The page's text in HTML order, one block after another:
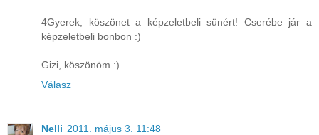
4Gyerek, köszönet a képzeletbeli sünért! Cserébe jár a
képzeletbeli bonbon :)
Gizi, köszönöm :)
Válasz
Nelli 2011. május 3. 11:48